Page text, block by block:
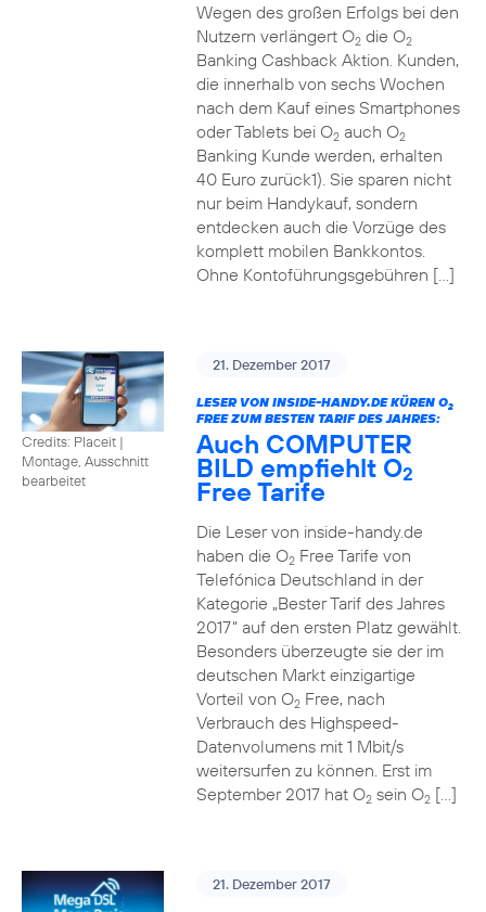
Wegen des großen Erfolgs bei den
Nutzern verlängert O2die O2
Banking Cashback Aktion. Kunden,
die innerhalb von sechs Wochen
nach dem Kauf eines Smartphones
oder Tablets bei O2auch O2
Banking Kunde werden, erhalten
40 Euro zurück1). Sie sparen nicht
nur beim Handykauf, sondern
entdecken auch die Vorzüge des
komplett mobilen Bankkontos.
Ohne Kontoführungsgebühren […]
Credits: Placeit |
Montage, Ausschnitt
bearbeitet
21. Dezember 2017
LESER VON INSIDE-HANDY.DE KÜREN O2
FREE ZUM BESTEN TARIF DES JAHRES:
Auch COMPUTER
BILD empfiehlt O2
Free Tarife
Die Leser von inside-handy.de
haben die O2Free Tarife von
Telefónica Deutschland in der
Kategorie „Bester Tarif des Jahres
2017“ auf den ersten Platz gewählt.
Besonders überzeugte sie der im
deutschen Markt einzigartige
Vorteil von O2Free, nach
Verbrauch des Highspeed-
Datenvolumens mit 1 Mbit/s
weitersurfen zu können. Erst im
September 2017 hat O2sein O2[…]
21. Dezember 2017